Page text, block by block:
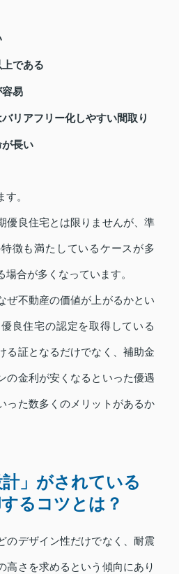
である
易
リアフリー化しやすい間取り
長い
。
優良住宅とは限りませんが、準
徴も満たしているケースが多
場合が多くなっています。
ぜ不動産の価値が上がるかとい
良住宅の認定を取得している
る証となるだけでなく、補助金
の金利が安くなるといった優遇
った数多くのメリットがあるか
計」がされている
るコツとは？
のデザイン性だけでなく、耐震
高さを求めるという傾向にあり